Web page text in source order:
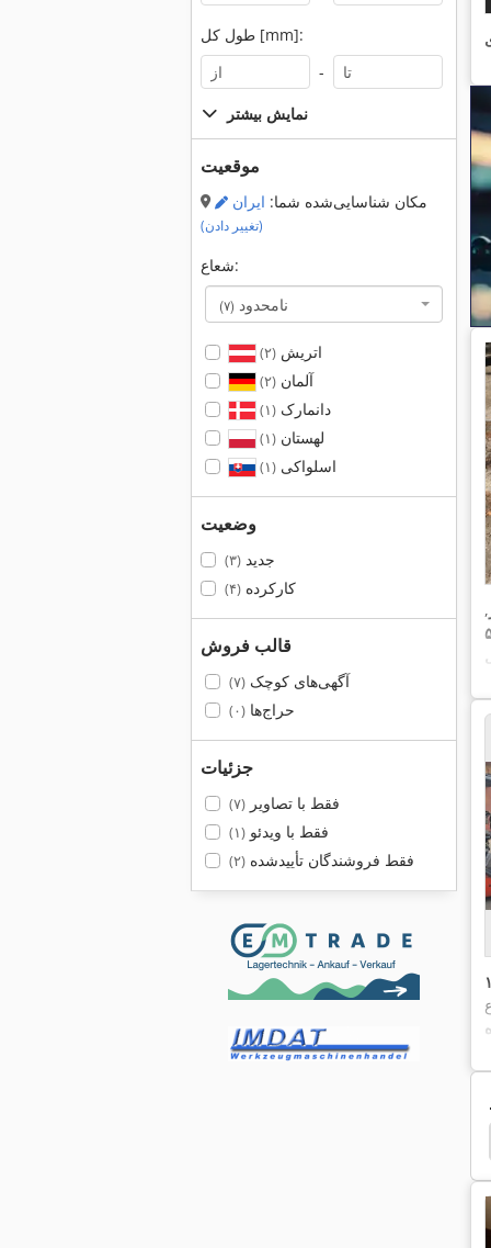
طول کل [mm]:
-
نمایش بیشتر
موقعیت
مکان شناسایی‌شده شما: ایران
(تغییر دادن)
شعاع:
نامحدود (۷)
اتریش(۲)
آلمان(۲)
دانمارک(۱)
لهستان(۱)
اسلواکی(۱)
وضعیت
جدید(۳)
کارکرده(۴)
قالب فروش
آگهی‌های کوچک(۷)
حراج‌ها(۰)
جزئیات
فقط با تصاویر(۷)
فقط با ویدئو(۱)
فقط فروشندگان تأییدشده(۲)
,